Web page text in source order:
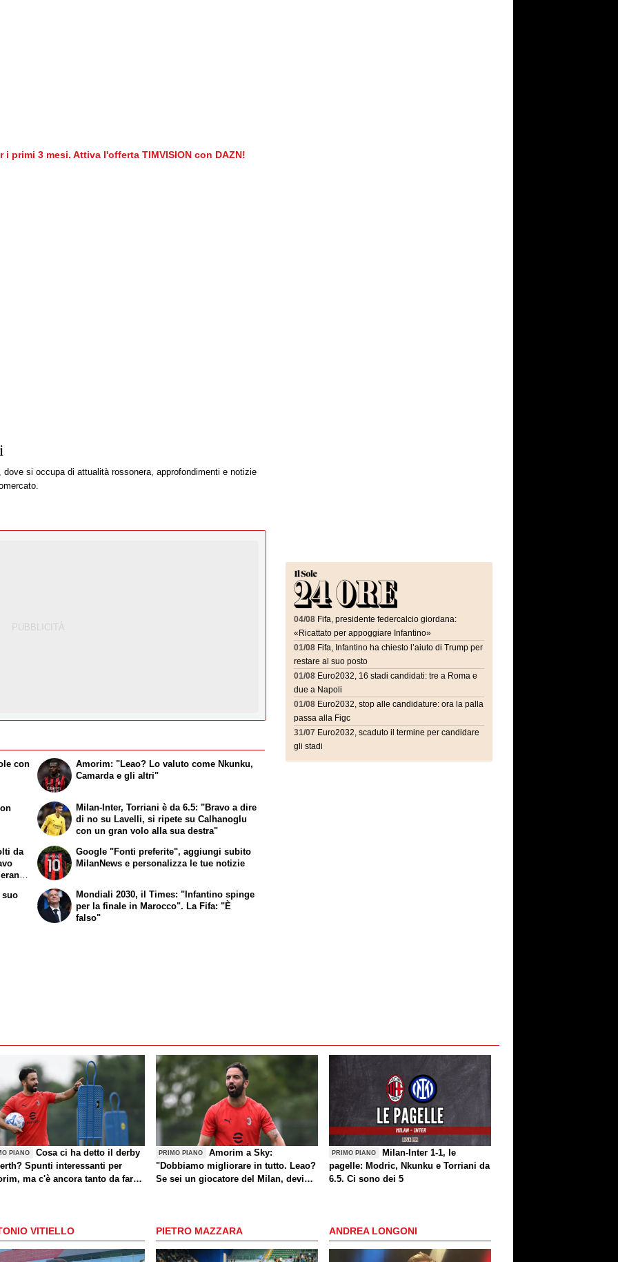
i primi 3 mesi. Attiva l'offerta TIMVISION con DAZN!
si occupa di attualità rossonera, approfondimenti e notizie
con
Amorim: "Leao? Lo valuto come Nkunku,
Camarda e gli altri"
Milan-Inter, Torriani è da 6.5: "Bravo a dire
di no su Lavelli, si ripete su Calhanoglu
con un gran volo alla sua destra"
da
suo
Google "Fonti preferite", aggiungi subito
MilanNews e personalizza le tue notizie
Mondiali 2030, il Times: "Infantino spinge
per la finale in Marocco". La Fifa: "È
falso"
04/08 Fifa, presidente federcalcio giordana:
«Ricattato per appoggiare Infantino»
01/08 Fifa, Infantino ha chiesto l’aiuto di Trump per
restare al suo posto
01/08 Euro2032, 16 stadi candidati: tre a Roma e
due a Napoli
01/08 Euro2032, stop alle candidature: ora la palla
passa alla Figc
31/07 Euro2032, scaduto il termine per candidare
gli stadi
PIANO
Cosa ci ha detto il derby
Spunti interessanti per
ma c'è ancora tanto da fare
PRIMO PIANO
Amorim a Sky:
"Dobbiamo migliorare in tutto. Leao?
Se sei un giocatore del Milan, devi
PRIMO PIANO
Milan-Inter 1-1, le
pagelle: Modric, Nkunku e Torriani da
6.5. Ci sono dei 5
VITIELLO PIETRO MAZZARA ANDREA LONGONI